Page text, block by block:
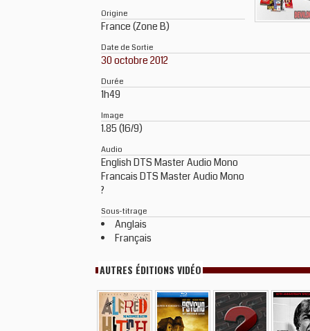
Origine
France (Zone B)
Date de Sortie
30 octobre 2012
Durée
1h49
Image
1.85 (16/9)
Audio
English DTS Master Audio Mono
Francais DTS Master Audio Mono
?
Sous-titrage
Anglais
Français
AUTRES ÉDITIONS VIDÉO